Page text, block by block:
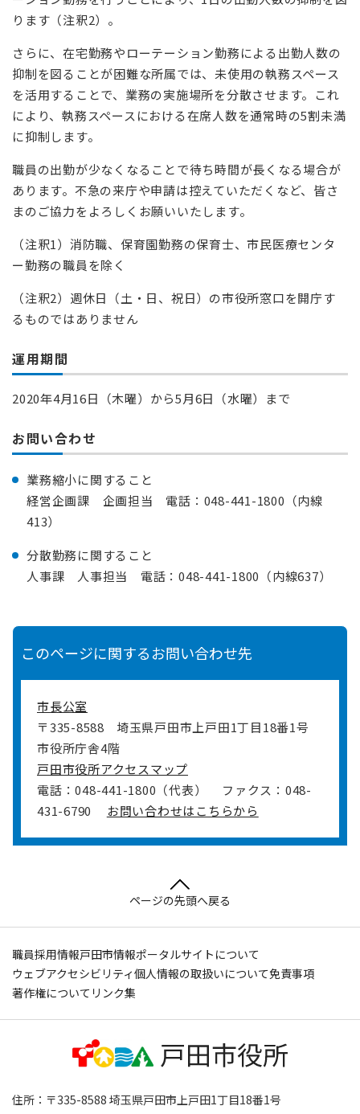
ります（注釈2）。
さらに、在宅勤務やローテーション勤務による出勤人数の
抑制を図ることが困難な所属では、未使用の執務スペース
を活用することで、業務の実施場所を分散させます。これ
により、執務スペースにおける在席人数を通常時の5割未満
に抑制します。
職員の出勤が少なくなることで待ち時間が長くなる場合が
あります。不急の来庁や申請は控えていただくなど、皆さ
まのご協力をよろしくお願いいたします。
（注釈1）消防職、保育園勤務の保育士、市民医療センタ
ー勤務の職員を除く
（注釈2）週休日（土・日、祝日）の市役所窓口を開庁す
るものではありません
運用期間
2020年4月16日（木曜）から5月6日（水曜）まで
お問い合わせ
業務縮小に関すること
経営企画課 企画担当 電話：048-441-1800（内線
413）
分散勤務に関すること
人事課 人事担当 電話：048-441-1800（内線637）
このページに関するお問い合わせ先
市長公室
〒335-8588
埼玉県戸田市上戸田1丁目18番1号
市役所庁舎4階
戸田市役所アクセスマップ
電話：048-441-1800（代表）
ファクス：048-
431-6790
お問い合わせはこちらから
ページの先頭へ戻る
職員採用情報戸田市情報ポータルサイトについて
ウェブアクセシビリティ個人情報の取扱いについて免責事項
著作権について リンク集
住所：〒335-8588 埼玉県戸田市上戸田1丁目18番1号